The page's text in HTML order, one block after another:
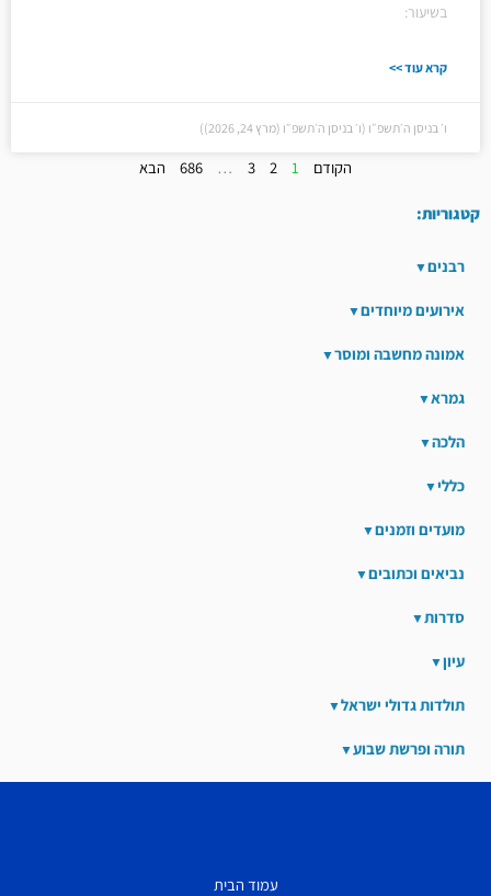
בשיעור:
קרא עוד >>
ו׳ בניסן ה׳תשפ״ו (ו׳ בניסן ה׳תשפ״ו (מרץ 24, 2026))
הקודם 1
2
3
…
686 הבא
קטגוריות:
רבנים
אירועים מיוחדים
אמונה מחשבה ומוסר
גמרא
הלכה
כללי
מועדים וזמנים
נביאים וכתובים
סדרות
עיון
תולדות גדולי ישראל
תורה ופרשת שבוע
עמוד הבית